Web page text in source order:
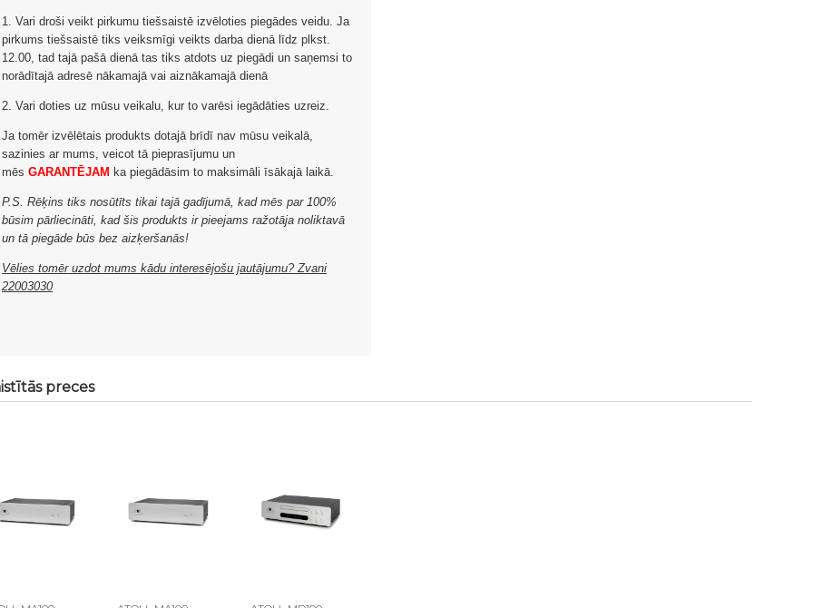
1. Vari droši veikt pirkumu tiešsaistē izvēloties piegādes veidu. Ja
pirkums tiešsaistē tiks veiksmīgi veikts darba dienā līdz plkst.
12.00, tad tajā pašā dienā tas tiks atdots uz piegādi un saņemsi to
norādītajā adresē nākamajā vai aiznākamajā dienā
2. Vari doties uz mūsu veikalu, kur to varēsi iegādāties uzreiz.
Ja tomēr izvēlētais produkts dotajā brīdī nav mūsu veikalā,
sazinies ar mums, veicot tā pieprasījumu un
mēsGARANTĒJAM ka piegādāsim to maksimāli īsākajā laikā.
P.S. Rēķins tiks nosūtīts tikai tajā gadījumā, kad mēs par 100%
būsim pārliecināti, kad šis produkts ir pieejams ražotāja noliktavā
un tā piegāde būs bez aizķeršanās!
Vēlies tomēr uzdot mums kādu interesējošu jautājumu? Zvani
22003030
preces